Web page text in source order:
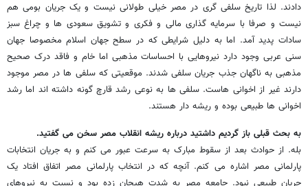
دادند. لذا تاریخ سلفی گری در مصر خیلی طولانی نیست و یک جریان بومی هم
نیست و صرفا با سرمایه گذاری مالی و فکری و تشویق سعودی ها و چراغ سبز
سادات پدید آمد. اما به دلیل شرایطی که در سطح جهان اسلام مخصوصا جهان
سنی عربی وجود دارد نیروهایی با احساسات مذهبی اما خام و فاقد درک صحیح
مذهبی به ناگهان جذب جریان سلفی شدند. موقعیتی که سلفی ها در مصر موجود
دارند غیر از اخوانی هاست. سلفی ها به نوعی رشد قارچ گونه داشته اند اما رشد
اخوانی ها طبیعی بوده و ریشه دار هستند.
به بحث قبلی باز گردیم داشتید درباره ریشه انقلاب مصر سخن می گفتید.
بله. از حوادث بعد از سقوط مبارک به سرعت عبور می کنم و به جریان انتخابات
پارلمانی مصر اشاره می کنم. آنچه که در انتخاب پارلمانی مصر اتفاق افتاد یک